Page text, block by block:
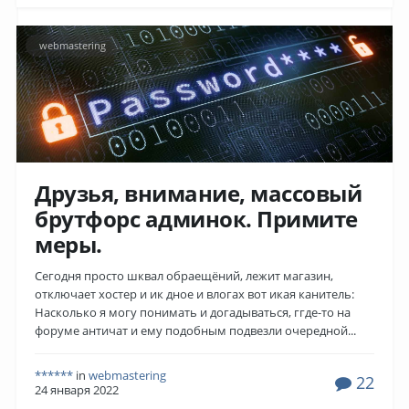
webmastering
Друзья, внимание, массовый
брутфорс админок. Примите
меры.
Сегодня просто шквал обраещёний, лежит магазин,
отключает хостер и ик дное и влогах вот икая канитель:
Насколько я могу понимать и догадываться, ггде-то на
форуме античат и ему подобным подвезли очередной...
****** in webmastering
24 января 2022
22